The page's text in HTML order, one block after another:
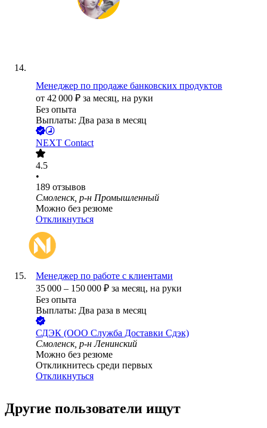
Менеджер по продаже банковских продуктов
от 42 000 ₽ за месяц, на руки
Без опыта
Выплаты: Два раза в месяц
NEXT Contact
4.5
•
189 отзывов
Смоленск, р-н Промышленный
Можно без резюме
Откликнуться
Менеджер по работе с клиентами
35 000 – 150 000 ₽ за месяц, на руки
Без опыта
Выплаты: Два раза в месяц
СДЭК (ООО Служба Доставки Сдэк)
Смоленск, р-н Ленинский
Можно без резюме
Откликнитесь среди первых
Откликнуться
Другие пользователи ищут